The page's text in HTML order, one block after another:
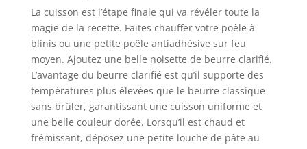
La cuisson est l’étape finale qui va révéler toute la
magie de la recette. Faites chauffer votre poêle à
blinis ou une petite poêle antiadhésive sur feu
moyen. Ajoutez une belle noisette de beurre clarifié.
L’avantage du beurre clarifié est qu’il supporte des
températures plus élevées que le beurre classique
sans brûler, garantissant une cuisson uniforme et
une belle couleur dorée. Lorsqu’il est chaud et
frémissant, déposez une petite louche de pâte au